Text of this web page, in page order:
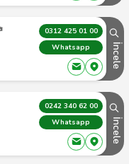
0312 425 01 00
Whatsapp
İncele
0242 340 62 00
Whatsapp
İncele